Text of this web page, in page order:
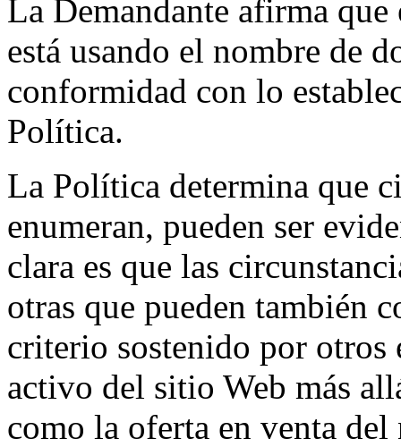
La Demandante afirma
está usando el nombre de
conformidad con lo
Política.
La Política determina que
enumeran, pueden ser
clara es que las
otras que pueden también
criterio sostenido por otros
activo del sitio Web más
como la oferta en venta